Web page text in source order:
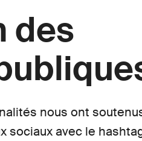
des
nous ont
sociaux avec le